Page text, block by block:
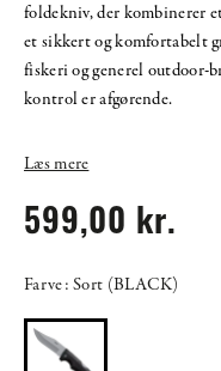
foldekniv, der kombinerer
et sikkert og komfortabelt
fiskeri og generel outdoor-
kontrol er afgørende.
Læs mere
599,00 kr.
Farve: Sort (BLACK)